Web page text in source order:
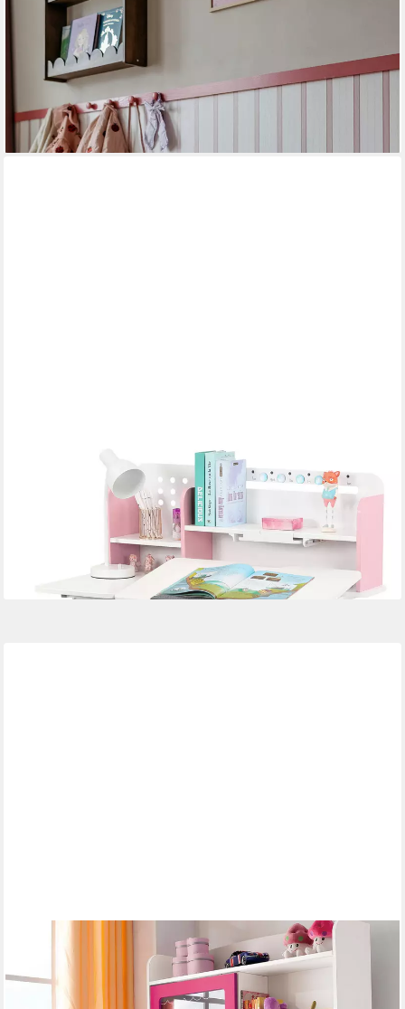
Arbeitsplatte, Schublade), viele Farbvarianten), Offenes
Ablagefach, für Kinder von 2,5 bis 7 Jahren, kompakte Bauweise
176,90 € UVP 260,00 €
lieferbar - in 6-7 Werktagen bei dir
Kinderschreibtisch mit Bücherregal, Schubladen und Haken –
höhenverstellbar & neigbar (1-St), Studiertisch, Schreibtisch,
multifunktionaler Schülerschreibtisch
399,99 €
lieferbar - in 3-4 Werktagen bei dir
Kinderschreibtisch Regalschrank und Schreibtisch für Mädchen
im modernen Design (Schreibtisch + Regal), Made in Europa
UVP 1.800,00 €